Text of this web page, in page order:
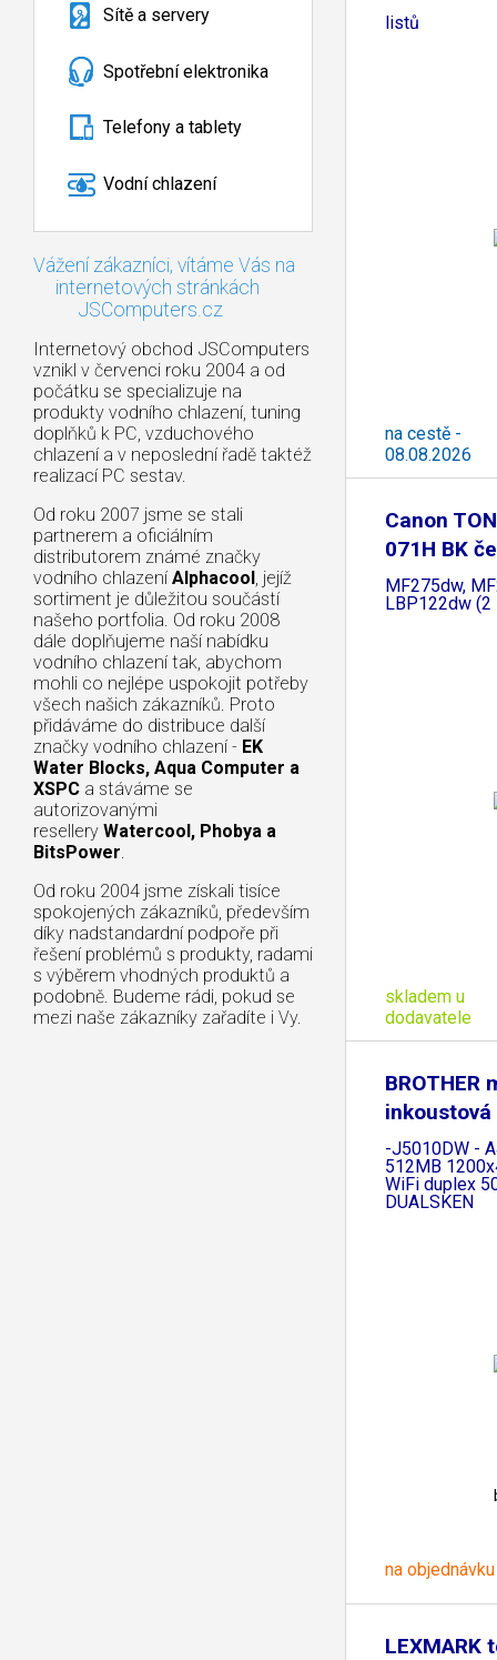
Sítě a servery
Spotřební elektronika
Telefony a tablety
Vodní chlazení
Vážení zákazníci, vítáme Vás na
internetových stránkách
JSComputers.cz
Internetový obchod JSComputers
vznikl v červenci roku 2004 a od
počátku se specializuje na
produkty vodního chlazení, tuning
doplňků k PC, vzduchového
chlazení a v neposlední řadě taktéž
realizací PC sestav.
Od roku 2007 jsme se stali
partnerem a oficiálním
distributorem známé značky
vodního chlazení Alphacool, jejíž
sortiment je důležitou součástí
našeho portfolia. Od roku 2008
dále doplňujeme naší nabídku
vodního chlazení tak, abychom
mohli co nejlépe uspokojit potřeby
všech našich zákazníků. Proto
přidáváme do distribuce další
značky vodního chlazení - EK
Water Blocks, Aqua Computer a
XSPC a stáváme se
autorizovanými
resellery Watercool, Phobya a
BitsPower.
Od roku 2004 jsme získali tisíce
spokojených zákazníků, především
díky nadstandardní podpoře při
řešení problémů s produkty, radami
s výběrem vhodných produktů a
podobně. Budeme rádi, pokud se
mezi naše zákazníky zařadíte i Vy.
listů
na cestě -
08.08.2026
Canon
071H BK
MF275dw,
LBP122dw (2
skladem u
dodavatele
inkoustová
-J5010DW -
512MB
WiFi duplex
DUALSKEN
na objednávku
LEXMARK